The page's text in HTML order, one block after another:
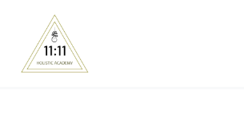
content